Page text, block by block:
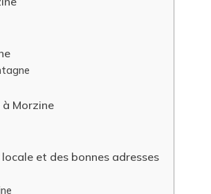
Morzine
et des bonnes adresses